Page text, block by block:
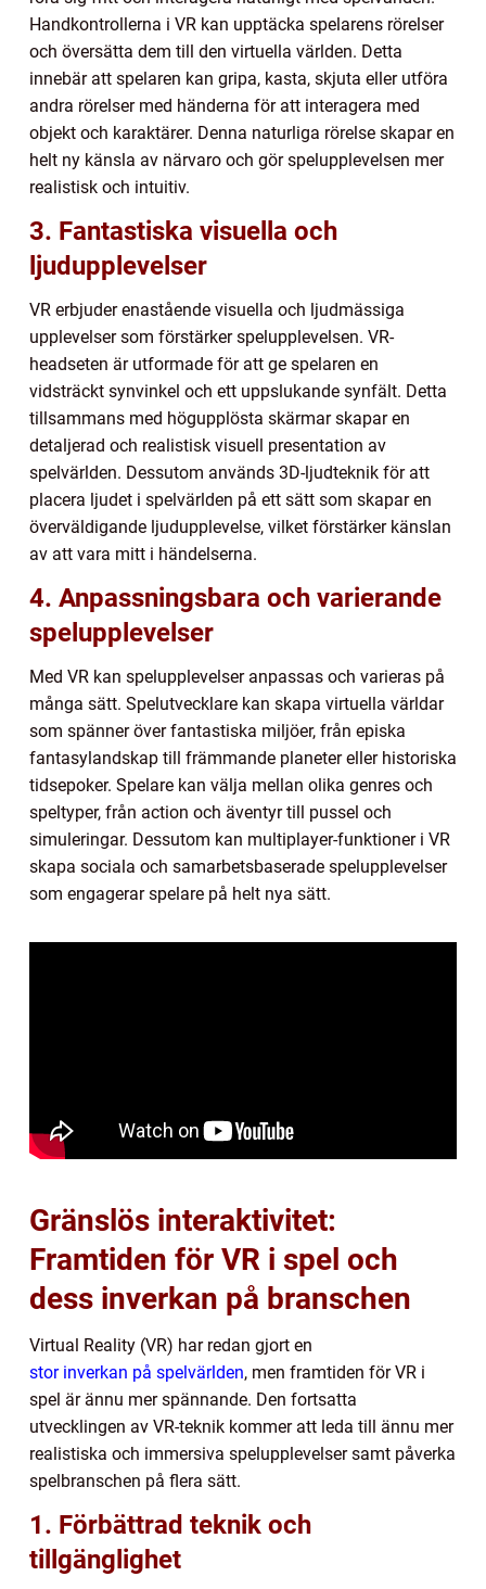
Handkontrollerna i VR kan upptäcka spelarens rörelser
och översätta dem till den virtuella världen. Detta
innebär att spelaren kan gripa, kasta, skjuta eller utföra
andra rörelser med händerna för att interagera med
objekt och karaktärer. Denna naturliga rörelse skapar en
helt ny känsla av närvaro och gör spelupplevelsen mer
realistisk och intuitiv.
3. Fantastiska visuella och
ljudupplevelser
VR erbjuder enastående visuella och ljudmässiga
upplevelser som förstärker spelupplevelsen. VR-
headseten är utformade för att ge spelaren en
vidsträckt synvinkel och ett uppslukande synfält. Detta
tillsammans med högupplösta skärmar skapar en
detaljerad och realistisk visuell presentation av
spelvärlden. Dessutom används 3D-ljudteknik för att
placera ljudet i spelvärlden på ett sätt som skapar en
överväldigande ljudupplevelse, vilket förstärker känslan
av att vara mitt i händelserna.
4. Anpassningsbara och varierande
spelupplevelser
Med VR kan spelupplevelser anpassas och varieras på
många sätt. Spelutvecklare kan skapa virtuella världar
som spänner över fantastiska miljöer, från episka
fantasylandskap till främmande planeter eller historiska
tidsepoker. Spelare kan välja mellan olika genres och
speltyper, från action och äventyr till pussel och
simuleringar. Dessutom kan multiplayer-funktioner i VR
skapa sociala och samarbetsbaserade spelupplevelser
som engagerar spelare på helt nya sätt.
Gränslös interaktivitet:
Framtiden för VR i spel och
dess inverkan på branschen
Virtual Reality (VR) har redan gjort en
stor inverkan på spelvärlden, men framtiden för VR i
spel är ännu mer spännande. Den fortsatta
utvecklingen av VR-teknik kommer att leda till ännu mer
realistiska och immersiva spelupplevelser samt påverka
spelbranschen på flera sätt.
1. Förbättrad teknik och
tillgänglighet